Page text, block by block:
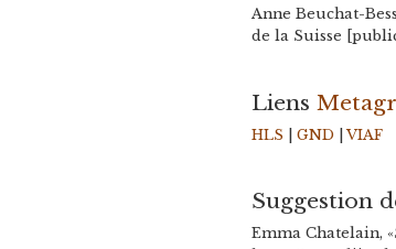
Anne Beuchat-
de la Suisse
Liens
HLS |GND |VIAF
Suggestion
Emma Chatelain,